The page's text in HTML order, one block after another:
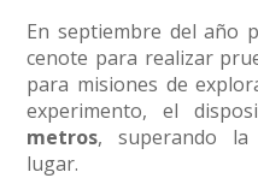
En septiembre del año
cenote para realizar
para misiones de
experimento, el
metros, superando la
lugar.